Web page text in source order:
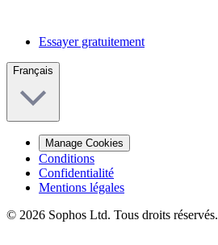
Essayer gratuitement
Français
Manage Cookies
Conditions
Confidentialité
Mentions légales
© 2026 Sophos Ltd. Tous droits réservés.